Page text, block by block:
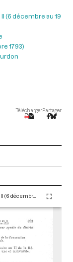
(6 décembre au 19
1793)
TéléchargerPartager
Tome LXXXI - Du 16 frimaire au 29 frimaire an II (6 décembre au 19 décembre 1793)